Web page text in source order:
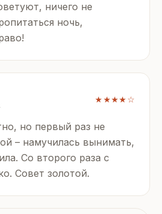
ничего не
ночь,
★★★★☆
но первый раз не
– намучилась вынимать,
Со второго раза с
Совет золотой.